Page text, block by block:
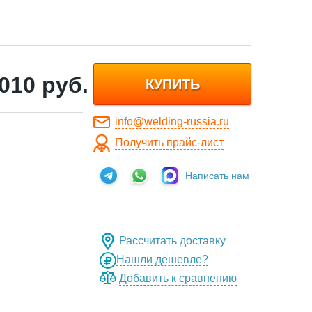
руб. КУПИТЬ
info@welding-russia.ru
Получить прайс-лист
Написать нам
Рассчитать доставку
Нашли дешевле?
Добавить к сравнению